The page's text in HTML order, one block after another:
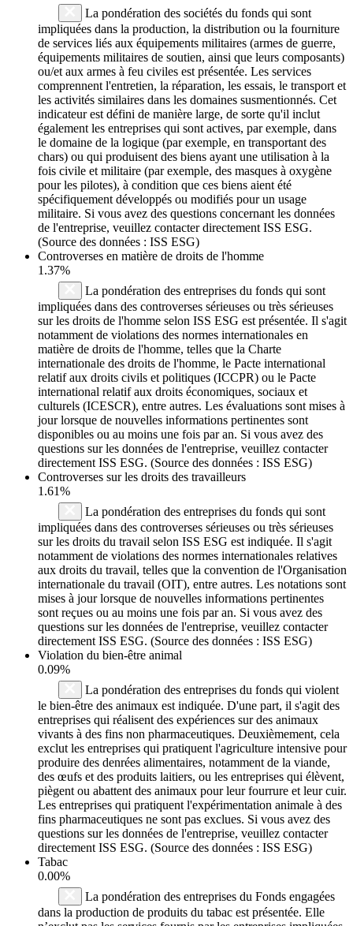
La pondération des sociétés du fonds qui sont
impliquées dans la production, la distribution ou la fourniture
de services liés aux équipements militaires (armes de guerre,
équipements militaires de soutien, ainsi que leurs composants)
ou/et aux armes à feu civiles est présentée. Les services
comprennent l'entretien, la réparation, les essais, le transport et
les activités similaires dans les domaines susmentionnés. Cet
indicateur est défini de manière large, de sorte qu'il inclut
également les entreprises qui sont actives, par exemple, dans
le domaine de la logique (par exemple, en transportant des
chars) ou qui produisent des biens ayant une utilisation à la
fois civile et militaire (par exemple, des masques à oxygène
pour les pilotes), à condition que ces biens aient été
spécifiquement développés ou modifiés pour un usage
militaire. Si vous avez des questions concernant les données
de l'entreprise, veuillez contacter directement ISS ESG.
(Source des données : ISS ESG)
Controverses en matière de droits de l'homme
1.37%
La pondération des entreprises du fonds qui sont
impliquées dans des controverses sérieuses ou très sérieuses
sur les droits de l'homme selon ISS ESG est présentée. Il s'agit
notamment de violations des normes internationales en
matière de droits de l'homme, telles que la Charte
internationale des droits de l'homme, le Pacte international
relatif aux droits civils et politiques (ICCPR) ou le Pacte
international relatif aux droits économiques, sociaux et
culturels (ICESCR), entre autres. Les évaluations sont mises à
jour lorsque de nouvelles informations pertinentes sont
disponibles ou au moins une fois par an. Si vous avez des
questions sur les données de l'entreprise, veuillez contacter
directement ISS ESG. (Source des données : ISS ESG)
Controverses sur les droits des travailleurs
1.61%
La pondération des entreprises du fonds qui sont
impliquées dans des controverses sérieuses ou très sérieuses
sur les droits du travail selon ISS ESG est indiquée. Il s'agit
notamment de violations des normes internationales relatives
aux droits du travail, telles que la convention de l'Organisation
internationale du travail (OIT), entre autres. Les notations sont
mises à jour lorsque de nouvelles informations pertinentes
sont reçues ou au moins une fois par an. Si vous avez des
questions sur les données de l'entreprise, veuillez contacter
directement ISS ESG. (Source des données : ISS ESG)
Violation du bien-être animal
0.09%
La pondération des entreprises du fonds qui violent
le bien-être des animaux est indiquée. D'une part, il s'agit des
entreprises qui réalisent des expériences sur des animaux
vivants à des fins non pharmaceutiques. Deuxièmement, cela
exclut les entreprises qui pratiquent l'agriculture intensive pour
produire des denrées alimentaires, notamment de la viande,
des œufs et des produits laitiers, ou les entreprises qui élèvent,
piègent ou abattent des animaux pour leur fourrure et leur cuir.
Les entreprises qui pratiquent l'expérimentation animale à des
fins pharmaceutiques ne sont pas exclues. Si vous avez des
questions sur les données de l'entreprise, veuillez contacter
directement ISS ESG. (Source des données : ISS ESG)
Tabac
0.00%
La pondération des entreprises du Fonds engagées
dans la production de produits du tabac est présentée. Elle